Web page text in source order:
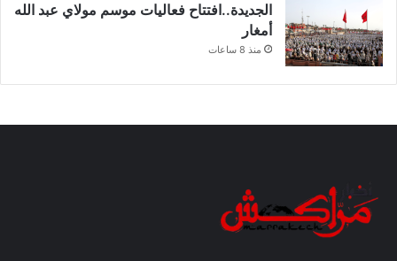
الجديدة..افتتاح فعاليات موسم مولاي عبد الله
أمغار
منذ 8 ساعات